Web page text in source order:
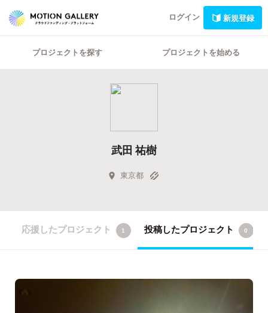
ログイン 新規登録
プロジェクトを探す プロジェクトを始める
武田 祐樹
東京都
応援したプロジェクト 1 投稿したプロジェクト 0